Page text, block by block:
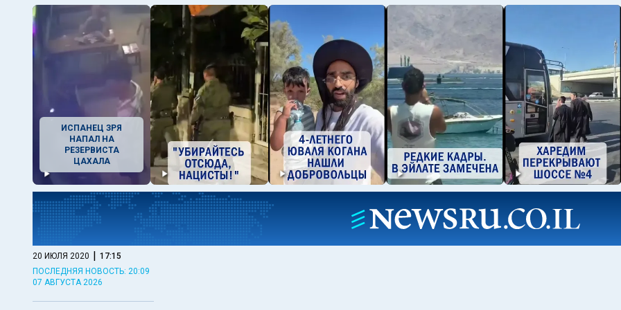
ИСПАНЕЦ ЗРЯ
НАПАЛ НА
РЕЗЕРВИСТА
ЦАХАЛА
20 ИЮЛЯ 2020 | 17:15
ПОСЛЕДНЯЯ НОВОСТЬ: 20:09
07 АВГУСТА 2026